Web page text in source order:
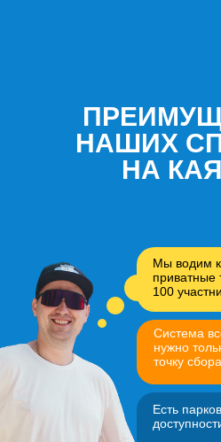
НАШИХ
НА
Мы водим
приватные
100
Система
нужно
точку сбора
Есть